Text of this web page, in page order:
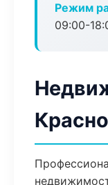
Режим
09:00-